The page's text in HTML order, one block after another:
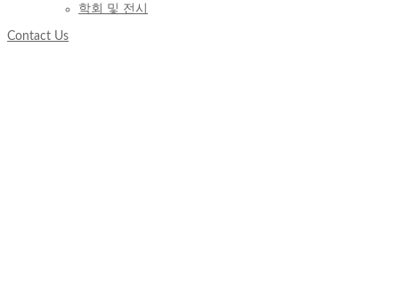
학회 및 전시
Contact Us